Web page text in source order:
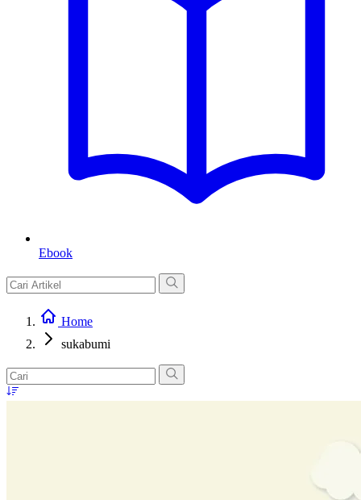
Ebook
Home
sukabumi